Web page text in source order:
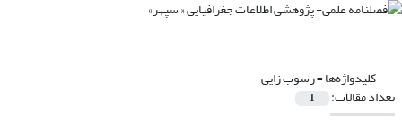
کلیدواژه‌ها =رسوب زایى
تعداد مقالات: 1